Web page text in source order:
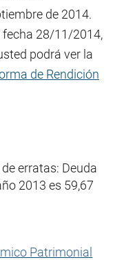
de 2014.
fecha 28/11/2014,
podrá ver la
de Rendición
de erratas: Deuda
2013 es 59,67
Patrimonial